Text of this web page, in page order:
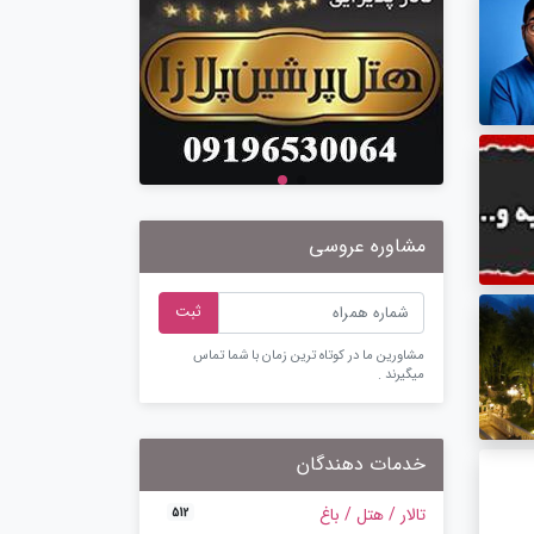
مشاوره عروسی
ثبت
مشاورین ما در کوتاه ترین زمان با شما تماس
میگیرند .
خدمات دهندگان
تالار / هتل / باغ 512